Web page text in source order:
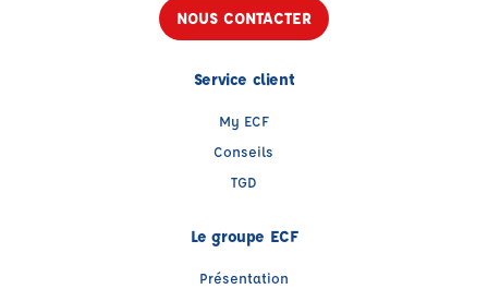
NOUS CONTACTER
Service client
My ECF
Conseils
TGD
Le groupe ECF
Présentation